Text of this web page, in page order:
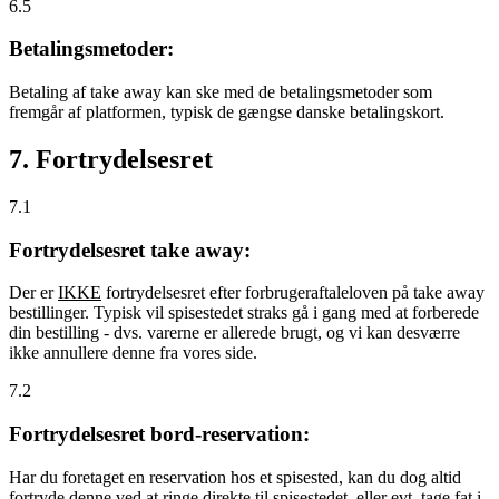
6.5
Betalingsmetoder:
Betaling af take away kan ske med de betalingsmetoder som
fremgår af platformen, typisk de gængse danske betalingskort.
7. Fortrydelsesret
7.1
Fortrydelsesret take away:
Der erIKKE fortrydelsesret efter forbrugeraftaleloven på take away
bestillinger. Typisk vil spisestedet straks gå i gang med at forberede
din bestilling - dvs. varerne er allerede brugt, og vi kan desværre
ikke annullere denne fra vores side.
7.2
Fortrydelsesret bord-reservation:
Har du foretaget en reservation hos et spisested, kan du dog altid